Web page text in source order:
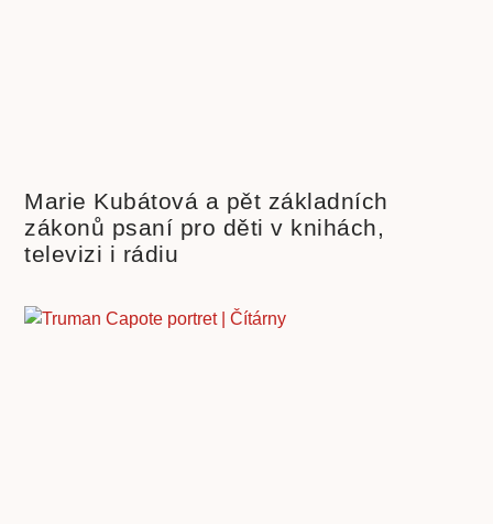
Marie Kubátová a pět základních
zákonů psaní pro děti v knihách,
televizi i rádiu